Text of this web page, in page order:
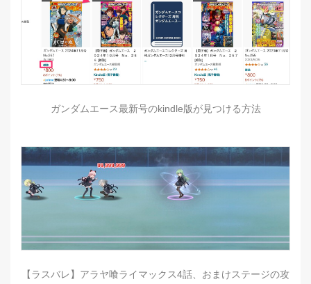
ガンダムエース最新号のkindle版が見つける方法
【ラスバレ】アラヤ喰ライマックス4話、おまけステージの攻